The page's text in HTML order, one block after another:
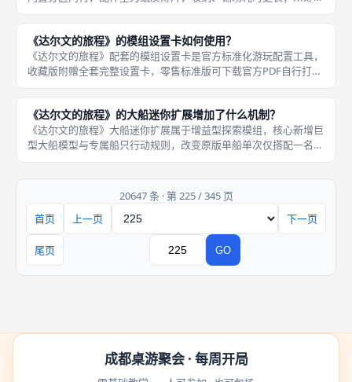
藏版配备双层定制硬盒分区内衬，立体塑料模型独立卡槽定位，设
置、收纳效率大幅提升，二者体验差距明显。一、开局设置繁琐程
度拆解：
《达尔文的旅程》的模组设置卡如何使用？
《达尔文的旅程》配套的模组设置卡是官方标准化游玩配置工具，
收藏版附赠全套完整设置卡，零售标准版可下载官方PDF自行打
印，卡片逐条罗列本体基础机制、两大主扩展、三款迷你扩展全部
独立子系统，玩家开局通过勾选、翻面标记选择启用或关闭对应模
组，灵活
《达尔文的旅程》的大船迷你扩展增加了什么机制？
《达尔文的旅程》大船迷你扩展属于增益型探索模组，核心新增巨
型大船模型与专属船只行动规则，改变原版单船单次仅搭配一名探
险家的约束，从底层提升每轮岛屿探索的标本产出上限，和宠物扩
20647 条 · 第 225 / 345 页
首页
上一页 下一页
尾页 GO
成都桌游聚会 · 每周开局